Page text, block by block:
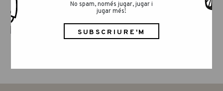
COMPARTEIX AQUEST ARTICLE
No spam, només jugar, jugar i
jugar més!